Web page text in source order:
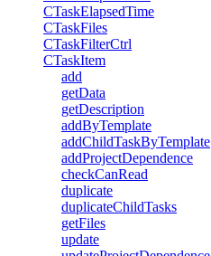
CTaskElapsedTime
CTaskFiles
CTaskFilterCtrl
CTaskItem
add
getData
getDescription
addByTemplate
addChildTaskByTemplate
addProjectDependence
checkCanRead
duplicate
duplicateChildTasks
getFiles
update